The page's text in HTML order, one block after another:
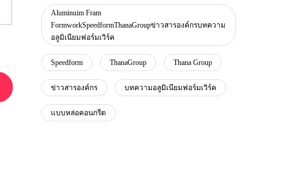
Aluminuim Fram
FormworkSpeedformThanaGroupข่าวสารองค์กรบทความ
อลูมิเนียมฟอร์มเวิร์ค
Speedform ThanaGroup Thana Group
ข่าวสารองค์กร บทความอลูมิเนียมฟอร์มเวิร์ค
แบบหล่อคอนกรีต